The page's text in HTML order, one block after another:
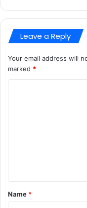
Leave a Reply
Your email address will
marked *
*
Name *